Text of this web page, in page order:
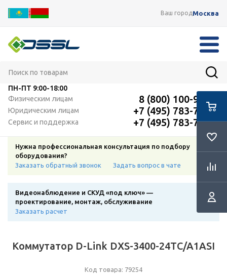
Ваш городМосква
ПН-ПТ 9:00-18:00
Физическим лицам
8 (800) 100-91-12
Юридическим лицам +7 (495) 783-72-87
Сервис и поддержка +7 (495) 783-72-87
Нужна профессиональная консультация по подбору
оборудования?
Заказать обратный звонок
Задать вопрос в чате
Видеонаблюдение и СКУД «под ключ» —
проектирование, монтаж, обслуживание
Заказать расчет
Коммутатор D-Link DXS-3400-24TC/A1ASI
Код товара: 79254